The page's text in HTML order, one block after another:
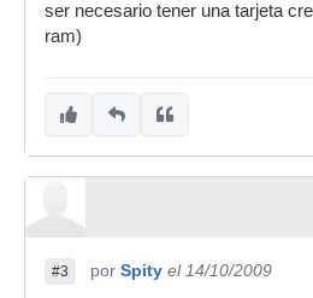
ser necesario tener una tarjeta
ram)
#3 por Spity el 14/10/2009